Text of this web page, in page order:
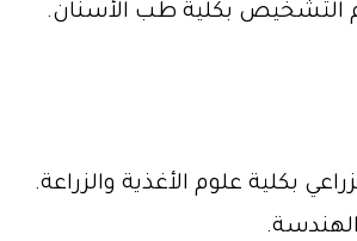
التشخيص بكلية طب الأسنان.
بكلية علوم الأغذية والزراعة.